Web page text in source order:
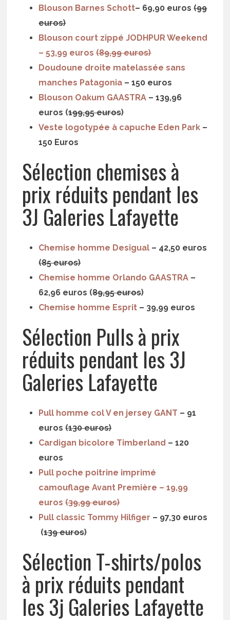
Blouson Barnes Schott– 69,90 euros(99
euros)
Blouson court zippé JODHPUR Weekend
– 53,99 euros(89,99 euros)
Doudoune droite matelassée sans
manches Patagonia – 150 euros
Blouson Oakum GAASTRA – 139,96
euros (199,95 euros)
Veste logotypée à capuche Eden Park –
150 Euros
Sélection chemises à
prix réduits pendant les
3J Galeries Lafayette
Chemise homme Desigual – 42,50 euros
(85 euros)
Chemise homme Orlando GAASTRA –
62,96 euros (89,95 euros)
Chemise homme Esprit – 39,99 euros
Sélection Pulls à prix
réduits pendant les 3J
Galeries Lafayette
Pull homme col V en jersey GANT – 91
euros(130 euros)
Cardigan bicolore Timberland – 120
euros
Pull poche poitrine imprimé
camouflage Avant Première – 19,99
euros(39,99 euros)
Pull classic Tommy Hilfiger – 97,30 euros
(139 euros)
Sélection T-shirts/polos
à prix réduits pendant
les 3j Galeries Lafayette